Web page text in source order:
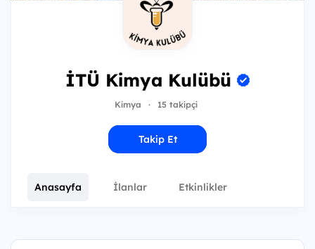
İTÜ Kimya Kulübü
Kimya · 15 takipçi
Takip Et
Anasayfa İlanlar Etkinlikler